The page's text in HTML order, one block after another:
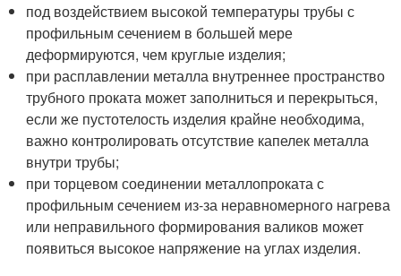
под воздействием высокой температуры трубы с
профильным сечением в большей мере
деформируются, чем круглые изделия;
при расплавлении металла внутреннее пространство
трубного проката может заполниться и перекрыться,
если же пустотелость изделия крайне необходима,
важно контролировать отсутствие капелек металла
внутри трубы;
при торцевом соединении металлопроката с
профильным сечением из-за неравномерного нагрева
или неправильного формирования валиков может
появиться высокое напряжение на углах изделия.